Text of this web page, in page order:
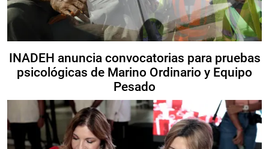
INADEH anuncia convocatorias para pruebas
psicológicas de Marino Ordinario y Equipo
Pesado